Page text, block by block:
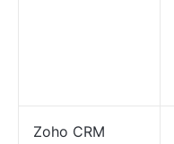
Zoho CRM